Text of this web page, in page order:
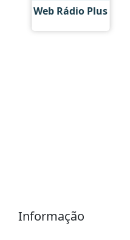
Web Rádio Plus
Informação